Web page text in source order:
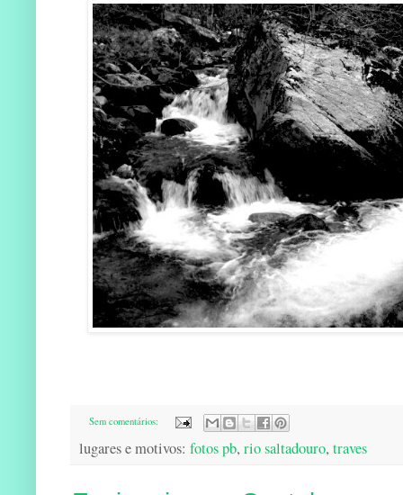
Sem comentários:
lugares e motivos: fotos pb, rio saltadouro, traves